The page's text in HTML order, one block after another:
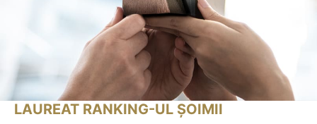
LAUREAT RANKING-UL ȘOIMII